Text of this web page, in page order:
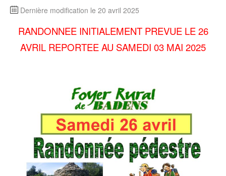
Dernière modification le 20 avril 2025
RANDONNEE INITIALEMENT PREVUE LE 26
AVRIL REPORTEE AU SAMEDI 03 MAI 2025